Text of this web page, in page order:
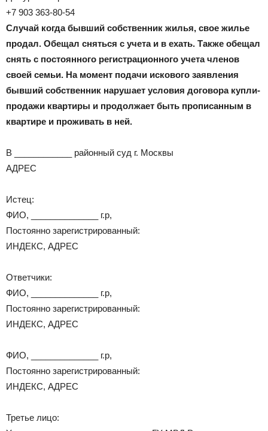
+7 903 363-80-54
Случай когда бывший собственник жилья, свое жилье
продал. Обещал сняться с учета и в ехать. Также обещал
снять с постоянного регистрационного учета членов
своей семьи. На момент подачи искового заявления
бывший собственник нарушает условия договора купли-
продажи квартиры и продолжает быть прописанным в
квартире и проживать в ней.
В ____________ районный суд г. Москвы
АДРЕС
Истец:
ФИО, ______________ г.р,
Постоянно зарегистрированный:
ИНДЕКС, АДРЕС
Ответчики:
ФИО, ______________ г.р,
Постоянно зарегистрированный:
ИНДЕКС, АДРЕС
ФИО, ______________ г.р,
Постоянно зарегистрированный:
ИНДЕКС, АДРЕС
Третье лицо: